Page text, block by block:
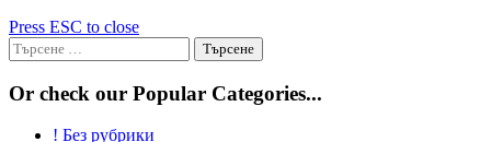
Press ESC to close
Търсене
за:
Or check our Popular Categories...
! Без рубрики